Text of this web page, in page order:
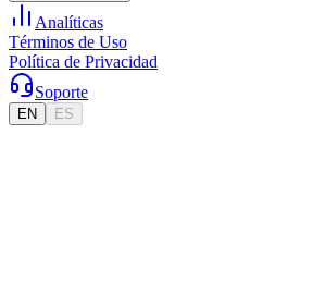
Analíticas
Términos de Uso
Política de Privacidad
Soporte
EN ES